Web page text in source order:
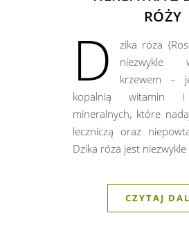
RÓŻY
D
zika róża
niezwykle
krzewem –
kopalnią witamin i
mineralnych, które
leczniczą oraz
Dzika róża jest
CZYTAJ